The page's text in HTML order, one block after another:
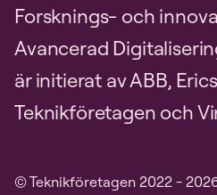
Forsknings- och
Avancerad
är initierat av ABB,
Teknikföretagen och
© Teknikföretagen 2022 -